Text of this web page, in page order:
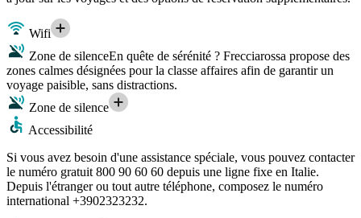
Wifi
Zone de silenceEn quête de sérénité ? Frecciarossa propose des
zones calmes désignées pour la classe affaires afin de garantir un
voyage paisible, sans distractions.
Zone de silence
Accessibilité
Si vous avez besoin d'une assistance spéciale, vous pouvez contacter
le numéro gratuit 800 90 60 60 depuis une ligne fixe en Italie.
Depuis l'étranger ou tout autre téléphone, composez le numéro
international +3902323232.